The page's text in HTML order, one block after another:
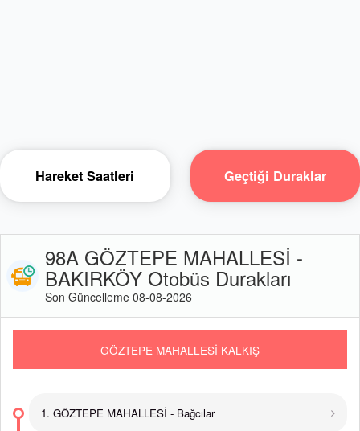
Hareket Saatleri Geçtiği Duraklar
98A GÖZTEPE MAHALLESİ -
BAKIRKÖY Otobüs Durakları
Son Güncelleme 08-08-2026
GÖZTEPE MAHALLESİ KALKIŞ
1. GÖZTEPE MAHALLESİ - Bağcılar